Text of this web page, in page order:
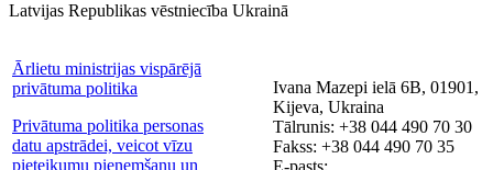
Latvijas Republikas vēstniecība Ukrainā
Ārlietu ministrijas vispārējā
privātuma politika
Privātuma politika personas
datu apstrādei, veicot vīzu
pieteikumu pieņemšanu un
Ivana Mazepi ielā 6B, 01901,
Kijeva, Ukraina
Tālrunis: +38 044 490 70 30
Fakss: +38 044 490 70 35